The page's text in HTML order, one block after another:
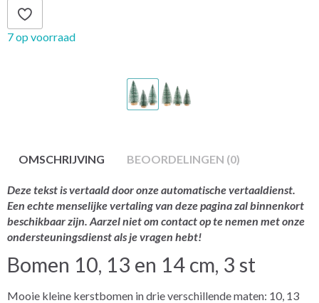
7 op voorraad
OMSCHRIJVING BEOORDELINGEN (0)
Deze tekst is vertaald door onze automatische vertaaldienst.
Een echte menselijke vertaling van deze pagina zal binnenkort
beschikbaar zijn. Aarzel niet om contact op te nemen met onze
ondersteuningsdienst als je vragen hebt!
Bomen 10, 13 en 14 cm, 3 st
Mooie kleine kerstbomen in drie verschillende maten: 10, 13